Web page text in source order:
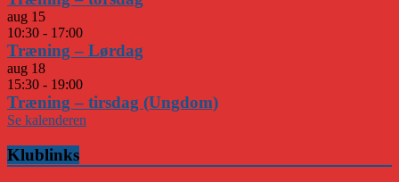
aug 15
10:30 - 17:00
Træning – Lørdag
aug 18
15:30 - 19:00
Træning – tirsdag (Ungdom)
Se kalenderen
Klublinks